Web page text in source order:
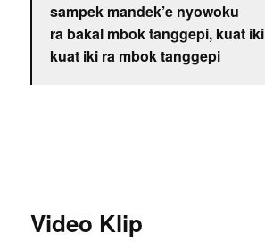
sampek mandek’e nyowoku
ra bakal mbok tanggepi, kuat iki
kuat iki ra mbok tanggepi
Video Klip